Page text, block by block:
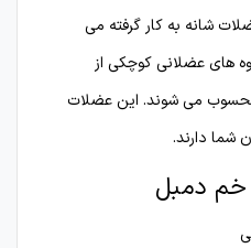
شانه به کار گرفته می
های عضلانی کوچکی از
می شوند. این عضلات
شما دارند.
خم دمبل